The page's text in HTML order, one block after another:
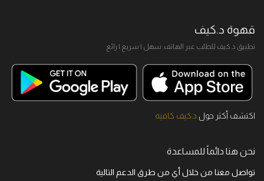
قهوة د.كيف
تطبيق د.كيف للطلب عبر الهاتف. سهل I سريع I رائع
اكتشف أكثر حول د.كيف كافيه
نحن هنا دائماً للمساعدة
تواصل معنا من خلال أي من طرق الدعم التالية